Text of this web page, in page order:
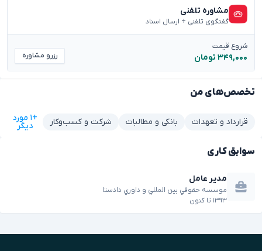
تخصص‌های من
قرارداد و تعهدات بانکی و مطالبات شرکت و کسب‌وکار +۱ مورد
دیگر
مشاوره تلفنی
گفتگوی تلفنی + ارسال اسناد
شروع قیمت
۳۴۹,۰۰۰ تومان رزرو مشاوره
سوابق کاری
مدير عامل
موسسه حقوقي بين المللي و داوري دادستا
۱۳۹۳ تا کنون